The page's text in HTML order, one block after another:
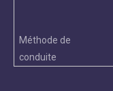
Méthode de
conduite